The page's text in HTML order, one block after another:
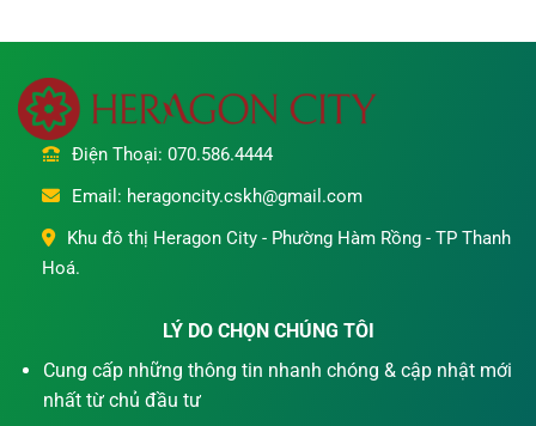
Điện Thoại: 070.586.4444
Email: heragoncity.cskh@gmail.com
Khu đô thị Heragon City - Phường Hàm Rồng - TP Thanh
Hoá.
LÝ DO CHỌN CHÚNG TÔI
Cung cấp những thông tin nhanh chóng & cập nhật mới
nhất từ chủ đầu tư